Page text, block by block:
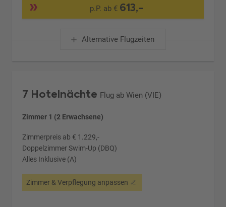
p.P. ab € 613,-
Alternative Flugzeiten
7 Hotelnächte Flug ab Wien (VIE)
Zimmer 1 (2 Erwachsene)
Zimmerpreis ab € 1.229,-
Doppelzimmer Swim-Up (DBQ)
Alles Inklusive (A)
Zimmer & Verpflegung anpassen